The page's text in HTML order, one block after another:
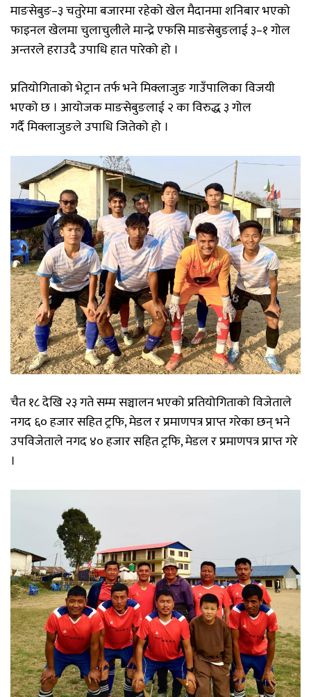
माङसेबुङ–३चतुरेमाबजारमारहेकोखेलमैदानमाशनिबारभएको
फाइनलखेलमाचुलाचुलीलेमान्द्रेएफसि माङसेबुङलाई३–१गोल
अन्तरलेहराउदैउपाधिहातपारेकोहो ।
प्रतियोगिताकोभेट्रानतर्फभनेमिक्लाजुङगाउँपालिकाविजयी
भएकोछ । आयोजकमाङसेबुङलाई२काविरुद्ध३गोल
गर्दैमिक्लाजुङलेउपाधिजितेकोहो ।
चैत१८देखि२३गतेसम्मसञ्चालनभएकोप्रतियोगिताकोविजेताले
नगद६०हजारसहितट्रफि,मेडलरप्रमाणपत्रप्राप्तगरेकाछन्भने
उपविजेतालेनगद४०हजारसहितट्रफि,मेडलरप्रमाणपत्रप्राप्तगरे
।